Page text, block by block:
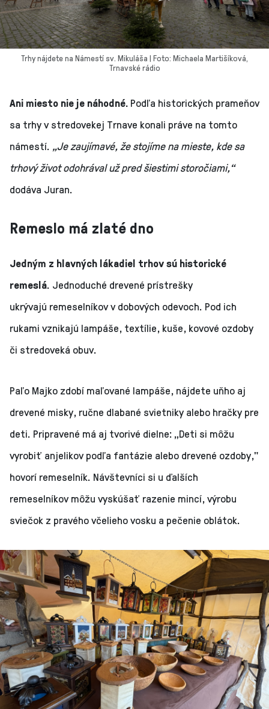
Trhy nájdete na Námestí sv. Mikuláša | Foto: Michaela Martišíková,
Trnavské rádio
Ani miesto nie je náhodné. Podľa historických prameňov
sa trhy v stredovekej Trnave konali práve na tomto
námestí. „Je zaujímavé, že stojíme na mieste, kde sa
trhový život odohrával už pred šiestimi storočiami,“
dodáva Juran.
Remeslo má zlaté dno
Jedným z hlavných lákadiel trhov sú historické
remeslá. Jednoduché drevené prístrešky
ukrývajú remeselníkov v dobových odevoch. Pod ich
rukami vznikajú lampáše, textílie, kuše, kovové ozdoby
či stredoveká obuv.
Paľo Majko zdobí maľované lampáše, nájdete uňho aj
drevené misky, ručne dlabané svietniky alebo hračky pre
deti. Pripravené má aj tvorivé dielne: „Deti si môžu
vyrobiť anjelikov podľa fantázie alebo drevené ozdoby,"
hovorí remeselník. Návštevníci si u ďalších
remeselníkov môžu vyskúšať razenie mincí, výrobu
sviečok z pravého včelieho vosku a pečenie oblátok.